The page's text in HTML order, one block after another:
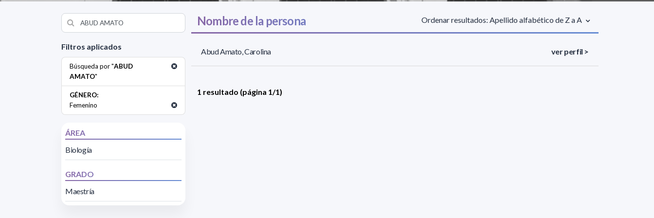
Filtros aplicados
Búsqueda por "ABUD
AMATO"
GÉNERO:
Femenino
ÁREA
Biología
GRADO
Maestría
Nombre de la persona Ordenar resultados: Apellido alfabético de Z a A
Abud Amato, Carolina ver perfil >
1 resultado (página 1/1)